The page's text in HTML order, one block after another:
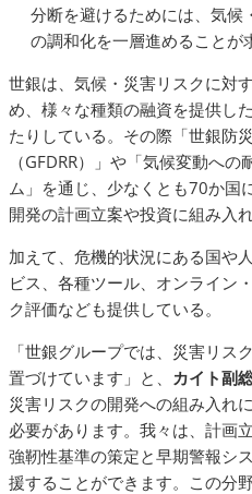
分断を避けるためには、気候
の調和化を一層進めることが
世銀は、気候・災害リスクに対
め、様々な種類の融資を提供し
たりしている。その際「世銀防
（GFDRR）」や「気候変動へ
ム」を通じ、少なくとも70か国
開発の計画立案や投資に組み入
加えて、危機的状況にある国や
ビス、各種ツール、オンライン
ク評価なども提供している。
「世銀グループでは、災害リス
置づけています」と、 カイト副
災害リスクの開発への組み入れ
必要があります。我々は、計画
強靭性基準の策定と早期警報シ
援することができます。この分